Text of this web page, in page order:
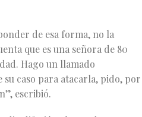
de esa forma, no la
que es una señora de 80
Hago un llamado
su caso para atacarla, pido, por
escribió.